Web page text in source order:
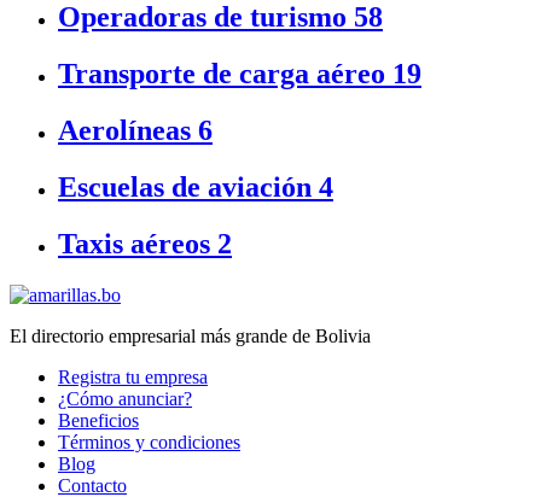
Operadoras de turismo 58
Transporte de carga aéreo 19
Aerolíneas 6
Escuelas de aviación 4
Taxis aéreos 2
El directorio empresarial más grande de Bolivia
Registra tu empresa
¿Cómo anunciar?
Beneficios
Términos y condiciones
Blog
Contacto